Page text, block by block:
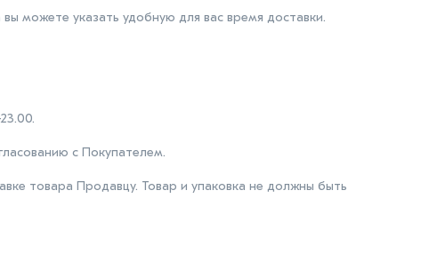
можете указать удобную для вас время доставки.
с Покупателем.
товара Продавцу. Товар и упаковка не должны быть